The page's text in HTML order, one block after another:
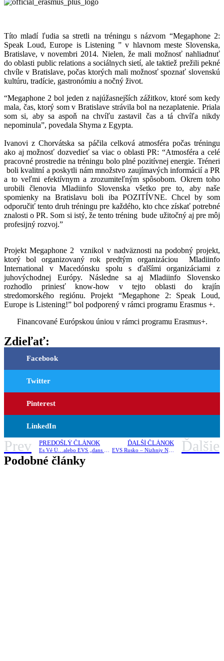
Títo mladí ľudia sa stretli na tréningu s názvom “Megaphone 2:
Speak Loud, Europe is Listening ” v hlavnom meste Slovenska,
Bratislave, v novembri 2014. Nielen, že mali možnosť nahliadnuť
do oblasti public relations a sociálnych sietí, ale taktiež prežili pekné
chvíle v Bratislave, počas ktorých mali možnosť spoznať slovenskú
kultúru, tradície, gastronómiu a nočný život.
“Megaphone 2 bol jeden z najúžasnejších zážitkov, ktoré som kedy
mala, čas, ktorý som v Bratislave strávila bol na nezaplatenie. Priala
som si, aby sa aspoň na chvíľu zastavil čas a tá chvíľa nikdy
nepominula”, povedala Shyma z Egypta.
Ivanovi z Chorvátska sa páčila celková atmosféra počas tréningu
ako aj možnosť dozvedieť sa viac o oblasti PR: “Atmosféra a celé
pracovné prostredie na tréningu bolo plné pozitívnej energie. Tréneri
boli kvalitní a poskytli nám množstvo zaujímavých informácií a PR
a to veľmi efektívnym a zrozumiteľným spôsobom. Okrem toho
urobili členovia Mladiinfo Slovenska všetko pre to, aby naše
spomienky na Bratislavu boli iba POZITÍVNE. Chcel by som
odporučiť tento druh tréningu pre každého, kto chce získať potrebné
znalosti o PR. Som si istý, že tento tréning bude užitočný aj pre môj
profesijný rozvoj.”
Projekt Megaphone 2 vznikol v nadväznosti na podobný projekt,
ktorý bol organizovaný rok predtým organizáciou Mladiinfo
International v Macedónsku spolu s ďalšími organizáciami z
juhovýchodnej Európy. Následne sa aj Mladiinfo Slovensko
rozhodlo priniesť know-how v tejto oblasti do krajín
stredomorského regiónu. Projekt “Megaphone 2: Speak Loud,
Europe is Listening!” bol podporený v rámci programu Erasmus +.
Financované Európskou úniou v rámci programu Erasmus+.
Zdieľať:
Facebook
Twitter
Pinterest
LinkedIn
Prev PREDOŠLÝ ČLÁNOK ĎALŠÍ ČLÁNOK
EVS Rusko – Nizhniy Novgorod – Ľubomír Chano Ďalšie
Podobné články